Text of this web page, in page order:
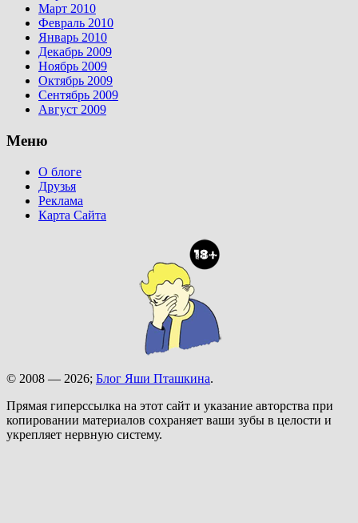
Март 2010
Февраль 2010
Январь 2010
Декабрь 2009
Ноябрь 2009
Октябрь 2009
Сентябрь 2009
Август 2009
Меню
О блоге
Друзья
Реклама
Карта Сайта
© 2008 — 2026; Блог Яши Пташкина.
Прямая гиперссылка на этот сайт и указание авторства при
копировании материалов сохраняет ваши зубы в целости и
укрепляет нервную систему.